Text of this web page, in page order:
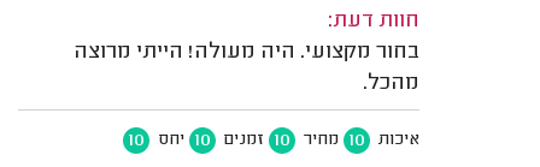
חוות דעת:
בחור מקצועי. היה מעולה! הייתי מרוצה
מהכל.
איכות 10 מחיר 10 זמנים 10 יחס 10